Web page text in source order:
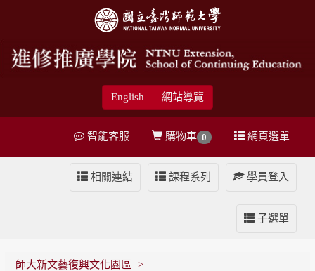
English 網站導覽
網頁選單
購物車 0
智能客服
學員登入
課程系列
相關連結
子選單
師大新文藝復興文化園區